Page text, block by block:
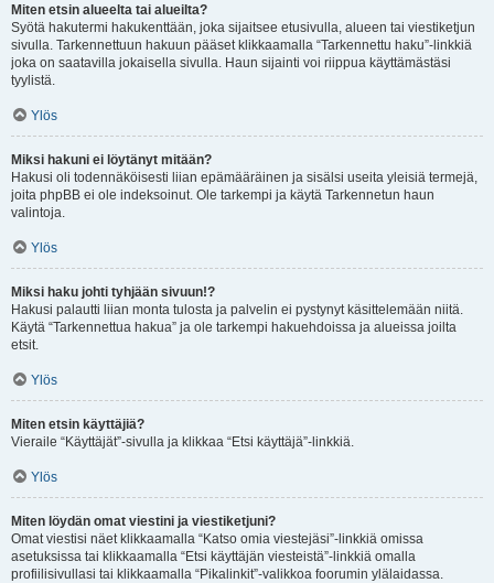
Miten etsin alueelta tai alueilta?
Syötä hakutermi hakukenttään, joka sijaitsee etusivulla, alueen tai viestiketjun
sivulla. Tarkennettuun hakuun pääset klikkaamalla “Tarkennettu haku”-linkkiä
joka on saatavilla jokaisella sivulla. Haun sijainti voi riippua käyttämästäsi
tyylistä.
Ylös
Miksi hakuni ei löytänyt mitään?
Hakusi oli todennäköisesti liian epämääräinen ja sisälsi useita yleisiä termejä,
joita phpBB ei ole indeksoinut. Ole tarkempi ja käytä Tarkennetun haun
valintoja.
Ylös
Miksi haku johti tyhjään sivuun!?
Hakusi palautti liian monta tulosta ja palvelin ei pystynyt käsittelemään niitä.
Käytä “Tarkennettua hakua” ja ole tarkempi hakuehdoissa ja alueissa joilta
etsit.
Ylös
Miten etsin käyttäjiä?
Vieraile “Käyttäjät”-sivulla ja klikkaa “Etsi käyttäjä”-linkkiä.
Ylös
Miten löydän omat viestini ja viestiketjuni?
Omat viestisi näet klikkaamalla “Katso omia viestejäsi”-linkkiä omissa
asetuksissa tai klikkaamalla “Etsi käyttäjän viesteistä”-linkkiä omalla
profiilisivullasi tai klikkaamalla “Pikalinkit”-valikkoa foorumin ylälaidassa.